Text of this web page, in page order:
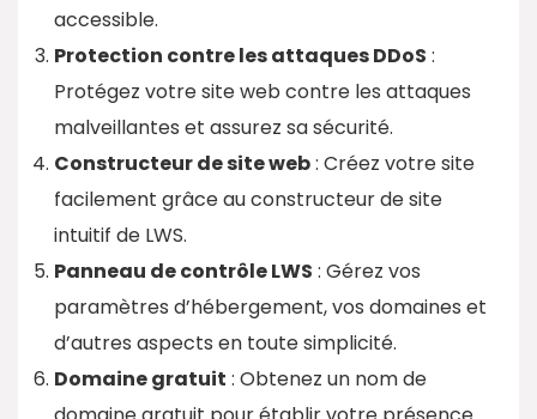
accessible.
Protection contre les attaques DDoS :
Protégez votre site web contre les attaques
malveillantes et assurez sa sécurité.
Constructeur de site web: Créez votre site
facilement grâce au constructeur de site
intuitif de LWS.
Panneau de contrôle LWS : Gérez vos
paramètres d’hébergement, vos domaines et
d’autres aspects en toute simplicité.
Domaine gratuit : Obtenez un nom de